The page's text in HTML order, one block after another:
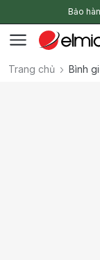
Bảo
Trang chủ Bình